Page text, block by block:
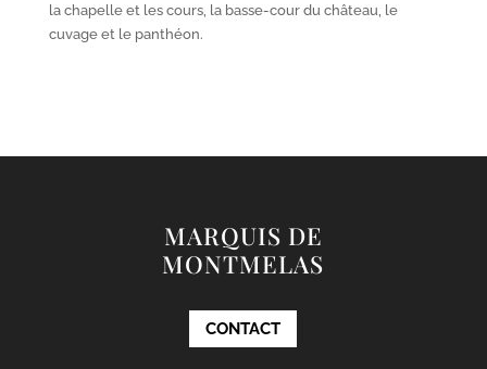
la chapelle et les cours, la basse-cour du château, le
cuvage et le panthéon.
MARQUIS DE
MONTMELAS
CONTACT